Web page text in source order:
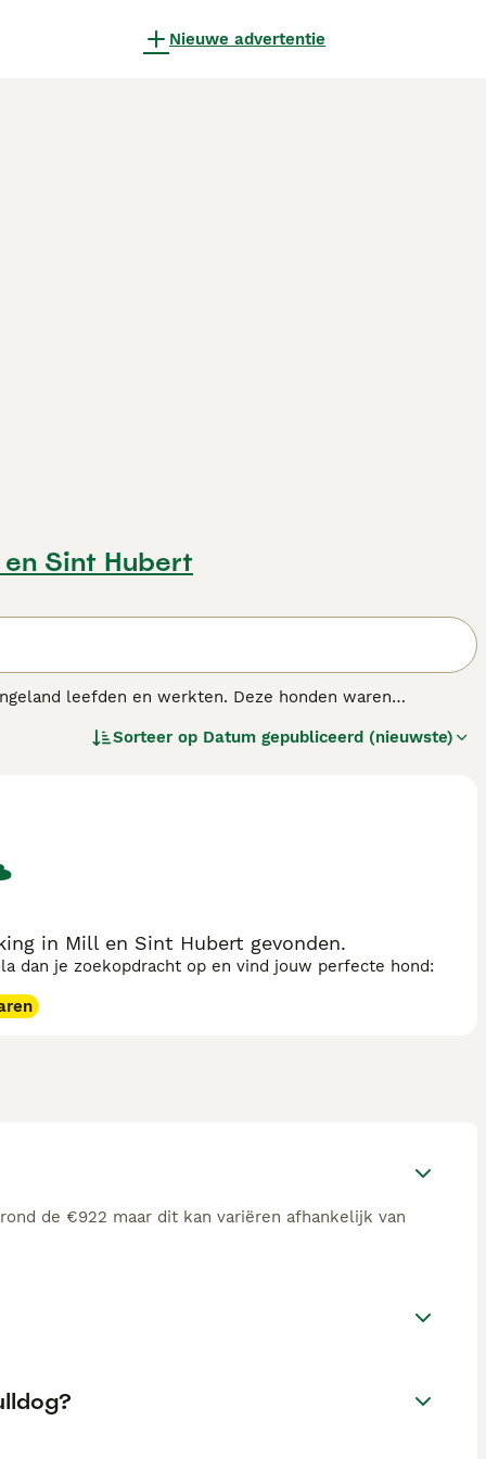
Nieuwe advertentie
Sint Hubert
leefden en werkten. Deze honden waren
gezin. De Amerikaanse buldog heeft veel beweging
Sorteer op Datum gepubliceerd (nieuwste)
in Mill en Sint Hubert gevonden.
dan je zoekopdracht op en vind jouw perfecte hond:
de €922 maar dit kan variëren afhankelijk van